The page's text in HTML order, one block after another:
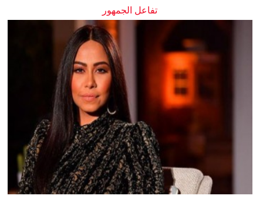
تفاعل الجمهور